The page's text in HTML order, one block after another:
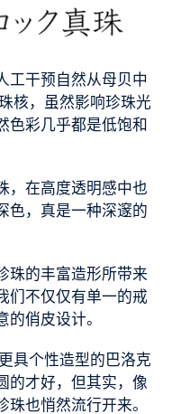
工干预自然从母贝中
核，虽然影响珍珠光
色彩几乎都是低饱和
，在高度透明感中也
色，真是一种深邃的
珠的丰富造形所带来
们不仅仅有单一的戒
俏皮设计。
具个性造型的巴洛克
的才好，但其实，像
也悄然流行开来。